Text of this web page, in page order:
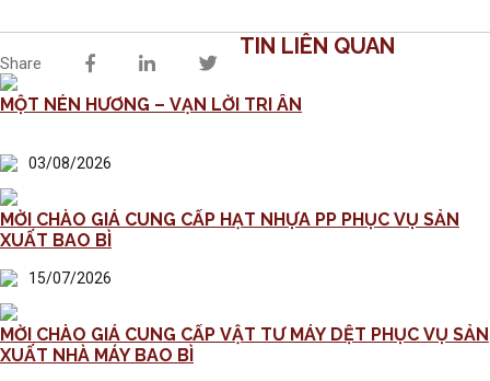
Share
TIN LIÊN QUAN
MỘT NÉN HƯƠNG – VẠN LỜI TRI ÂN
03/08/2026
MỜI CHÀO GIÁ CUNG CẤP HẠT NHỰA PP PHỤC VỤ SẢN
XUẤT BAO BÌ
15/07/2026
MỜI CHÀO GIÁ CUNG CẤP VẬT TƯ MÁY DỆT PHỤC VỤ SẢN
XUẤT NHÀ MÁY BAO BÌ